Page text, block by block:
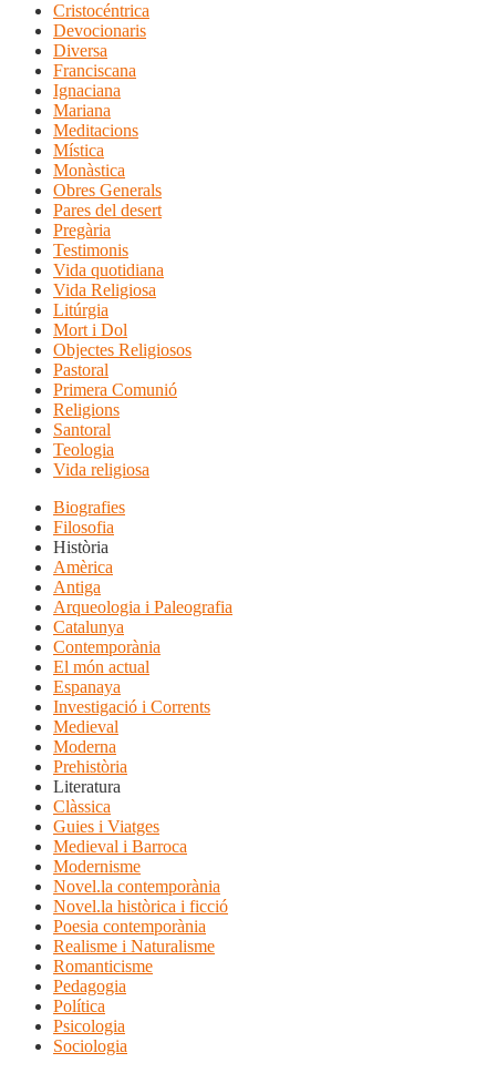
Cristocéntrica
Devocionaris
Diversa
Franciscana
Ignaciana
Mariana
Meditacions
Mística
Monàstica
Obres Generals
Pares del desert
Pregària
Testimonis
Vida quotidiana
Vida Religiosa
Litúrgia
Mort i Dol
Objectes Religiosos
Pastoral
Primera Comunió
Religions
Santoral
Teologia
Vida religiosa
Biografies
Filosofia
Història
Amèrica
Antiga
Arqueologia i Paleografia
Catalunya
Contemporània
El món actual
Espanaya
Investigació i Corrents
Medieval
Moderna
Prehistòria
Literatura
Clàssica
Guies i Viatges
Medieval i Barroca
Modernisme
Novel.la contemporània
Novel.la històrica i ficció
Poesia contemporània
Realisme i Naturalisme
Romanticisme
Pedagogia
Política
Psicologia
Sociologia